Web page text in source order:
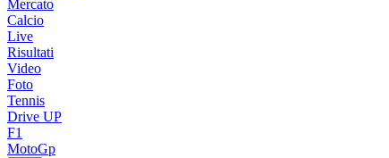
Mercato
Calcio
Live
Risultati
Video
Foto
Tennis
Drive UP
F1
MotoGp